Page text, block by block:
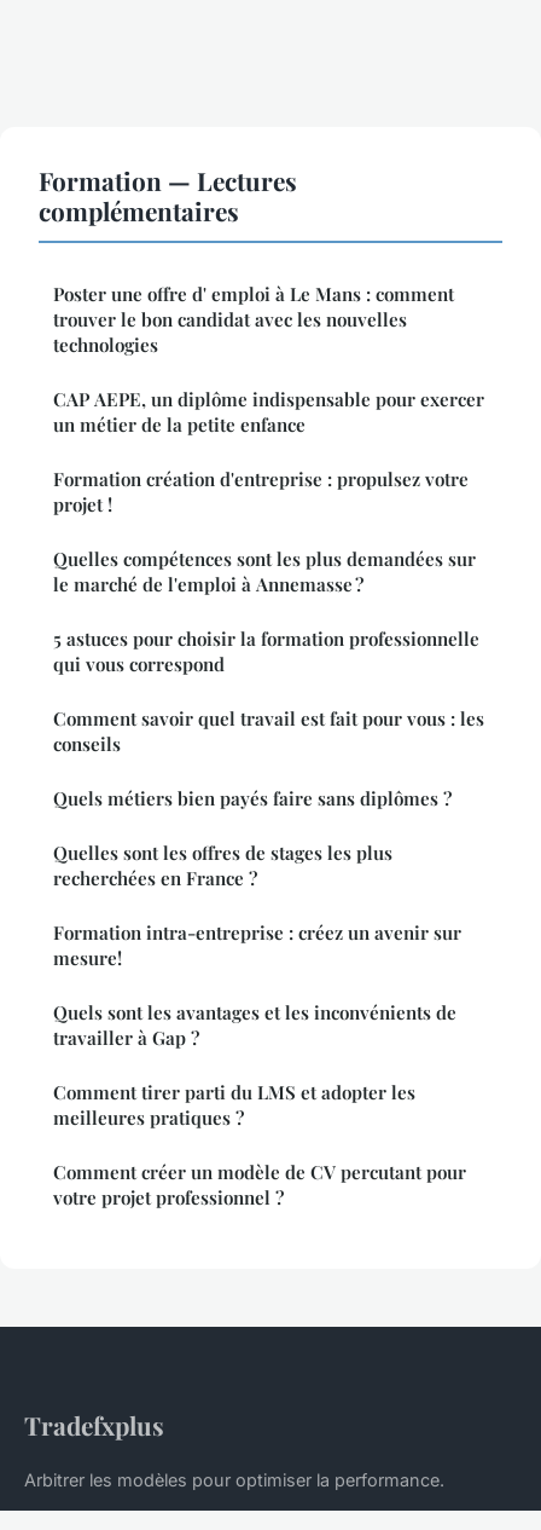
Formation — Lectures
complémentaires
Poster une offre d' emploi à Le Mans : comment
trouver le bon candidat avec les nouvelles
technologies
CAP AEPE, un diplôme indispensable pour exercer
un métier de la petite enfance
Formation création d'entreprise : propulsez votre
projet !
Quelles compétences sont les plus demandées sur
le marché de l'emploi à Annemasse ?
5 astuces pour choisir la formation professionnelle
qui vous correspond
Comment savoir quel travail est fait pour vous : les
conseils
Quels métiers bien payés faire sans diplômes ?
Quelles sont les offres de stages les plus
recherchées en France ?
Formation intra-entreprise : créez un avenir sur
mesure!
Quels sont les avantages et les inconvénients de
travailler à Gap ?
Comment tirer parti du LMS et adopter les
meilleures pratiques ?
Comment créer un modèle de CV percutant pour
votre projet professionnel ?
Tradefxplus
Arbitrer les modèles pour optimiser la performance.